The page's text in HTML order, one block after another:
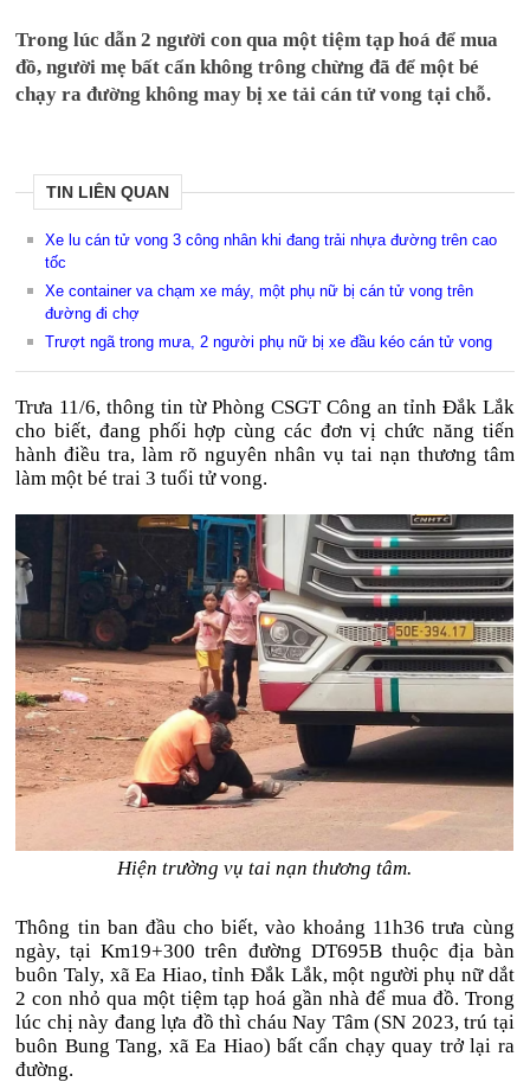
Trong lúc dẫn 2 người con qua một tiệm tạp hoá để mua
đồ, người mẹ bất cẩn không trông chừng đã để một bé
chạy ra đường không may bị xe tải cán tử vong tại chỗ.
TIN LIÊN QUAN
Xe lu cán tử vong 3 công nhân khi đang trải nhựa đường trên cao
tốc
Xe container va chạm xe máy, một phụ nữ bị cán tử vong trên
đường đi chợ
Trượt ngã trong mưa, 2 người phụ nữ bị xe đầu kéo cán tử vong
Trưa 11/6, thông tin từ Phòng CSGT Công an tỉnh Đắk Lắk
cho biết, đang phối hợp cùng các đơn vị chức năng tiến
hành điều tra, làm rõ nguyên nhân vụ tai nạn thương tâm
làm một bé trai 3 tuổi tử vong.
Hiện trường vụ tai nạn thương tâm.
Thông tin ban đầu cho biết, vào khoảng 11h36 trưa cùng
ngày, tại Km19+300 trên đường DT695B thuộc địa bàn
buôn Taly, xã Ea Hiao, tỉnh Đắk Lắk, một người phụ nữ dắt
2 con nhỏ qua một tiệm tạp hoá gần nhà để mua đồ. Trong
lúc chị này đang lựa đồ thì cháu Nay Tâm (SN 2023, trú tại
buôn Bung Tang, xã Ea Hiao) bất cẩn chạy quay trở lại ra
đường.